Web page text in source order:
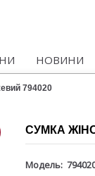
НОВИНИ
794020
СУМКА
Модель: